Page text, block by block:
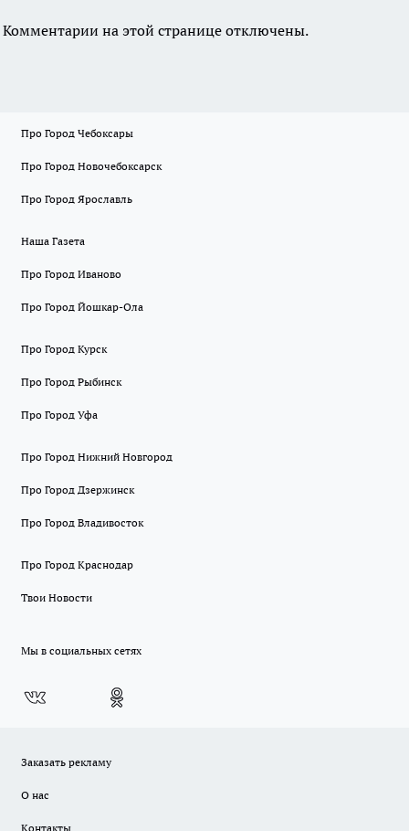
Комментарии на этой странице отключены.
Про Город Чебоксары
Про Город Новочебоксарск
Про Город Ярославль
Наша Газета
Про Город Иваново
Про Город Йошкар-Ола
Про Город Курск
Про Город Рыбинск
Про Город Уфа
Про Город Нижний Новгород
Про Город Дзержинск
Про Город Владивосток
Про Город Краснодар
Твои Новости
Мы в социальных сетях
Заказать рекламу
О нас
Контакты